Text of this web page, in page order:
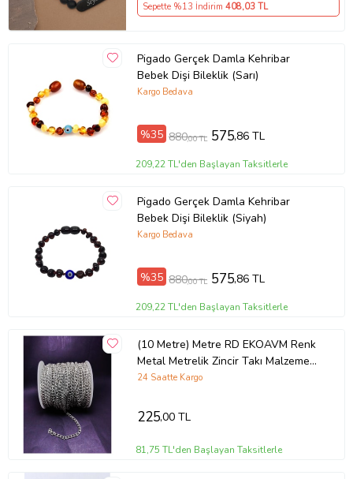
Sepette %13 İndirim 408,03 TL
Pigado Gerçek Damla Kehribar
Bebek Dişi Bileklik (Sarı)
Kargo Bedava
%35 880,00 TL 575,86 TL
209,22 TL'den Başlayan Taksitlerle
Pigado Gerçek Damla Kehribar
Bebek Dişi Bileklik (Siyah)
Kargo Bedava
%35 880,00 TL 575,86 TL
209,22 TL'den Başlayan Taksitlerle
(10 Metre) Metre RD EKOAVM Renk
Metal Metrelik Zincir Takı Malzemesi
Zinciri 1
24 Saatte Kargo
225,00 TL
81,75 TL'den Başlayan Taksitlerle